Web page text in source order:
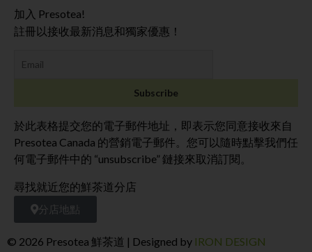
加入 Presotea!
註冊以接收最新消息和獨家優惠！
於此表格提交您的電子郵件地址，即表示您同意接收來自
Presotea Canada 的營銷電子郵件。您可以隨時點擊我們任
何電子郵件中的 “unsubscribe” 鏈接來取消訂閱。
尋找就近您的鮮茶道分店
分店地點
© 2026 Presotea 鮮茶道 | Designed by IRON DESIGN